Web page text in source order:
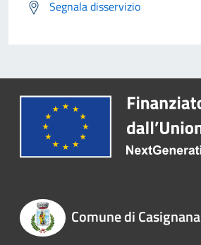
Segnala disservizio
Comune di Casignana